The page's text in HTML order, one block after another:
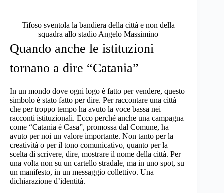
Tifoso sventola la bandiera della città e non della
squadra allo stadio Angelo Massimino
Quando anche le istituzioni
tornano a dire “Catania”
In un mondo dove ogni logo è fatto per vendere, questo
simbolo è stato fatto per dire. Per raccontare una città
che per troppo tempo ha avuto la voce bassa nei
racconti istituzionali. Ecco perché anche una campagna
come “Catania è Casa”, promossa dal Comune, ha
avuto per noi un valore importante. Non tanto per la
creatività o per il tono comunicativo, quanto per la
scelta di scrivere, dire, mostrare il nome della città. Per
una volta non su un cartello stradale, ma in uno spot, su
un manifesto, in un messaggio collettivo. Una
dichiarazione d’identità.